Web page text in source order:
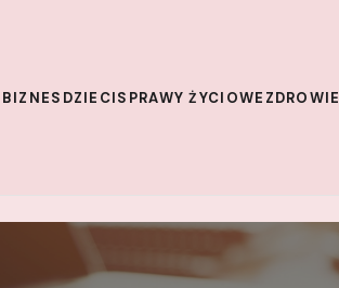
BIZNES DZIECISPRAWY ŻYCIOWE ZDROWIE